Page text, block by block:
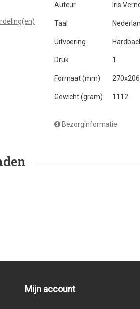
Auteur Iris
Taal
Uitvoering
Druk 1
Formaat (mm)
Gewicht (gram) 1112
Bezorginformatie
Mijn account